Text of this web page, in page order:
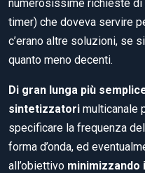
numerosissime richieste di
timer) che doveva servire
c’erano altre soluzioni, se
quanto meno decenti.
Di gran lunga più
sintetizzatori multicanale
specificare la frequenza
forma d’onda, ed
all’obiettivo